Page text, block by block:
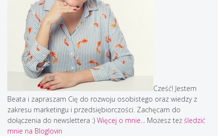
Cześć! Jestem
Beata i zapraszam Cię do rozwoju osobistego oraz wiedzy z
zakresu marketingu i przedsiębiorczości. Zachęcam do
dołączenia do newslettera :) Więcej o mnie... Możesz też śledzić
mnie na Bloglovin